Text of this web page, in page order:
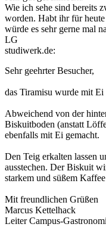
Wie ich sehe sind bereits
worden. Habt ihr für
würde es sehr gerne mal
LG
studiwerk.de:
Sehr geehrter Besucher,
das Tiramisu wurde mit Ei
Abweichend von der
Biskuitboden (anstatt
ebenfalls mit Ei gemacht.
Den Teig erkalten lassen
ausstechen. Der Biskuit
starkem und süßem
Mit freundlichen Grüßen
Marcus Kettelhack
Leiter Campus-